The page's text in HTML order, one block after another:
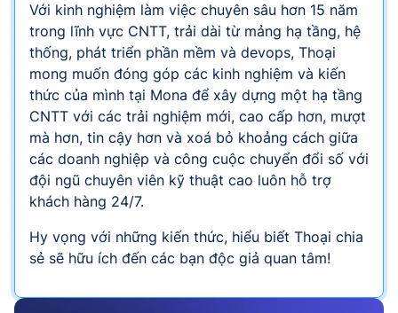
Với kinh nghiệm làm việc chuyên sâu hơn 15 năm
trong lĩnh vực CNTT, trải dài từ mảng hạ tầng, hệ
thống, phát triển phần mềm và devops, Thoại
mong muốn đóng góp các kinh nghiệm và kiến
thức của mình tại Mona để xây dựng một hạ tầng
CNTT với các trải nghiệm mới, cao cấp hơn, mượt
mà hơn, tin cậy hơn và xoá bỏ khoảng cách giữa
các doanh nghiệp và công cuộc chuyển đổi số với
đội ngũ chuyên viên kỹ thuật cao luôn hỗ trợ
khách hàng 24/7.
Hy vọng với những kiến thức, hiểu biết Thoại chia
sẻ sẽ hữu ích đến các bạn độc giả quan tâm!